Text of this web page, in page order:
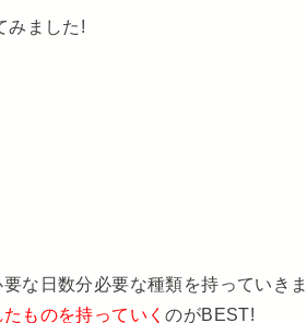
みました!
な日数分必要な種類を持っていきま
ものを持っていくのがBEST!